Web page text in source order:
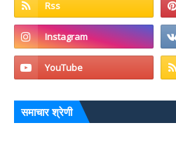
समाचार श्रेणी